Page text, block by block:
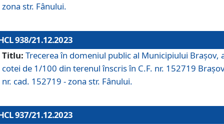
zona str. Fânului.
938/21.12.2023
Titlu: Trecerea în domeniul public al Municipiului Braşov,
cotei de 1/100 din terenul înscris în C.F. nr. 152719
nr. cad. 152719 - zona str. Fânului.
937/21.12.2023